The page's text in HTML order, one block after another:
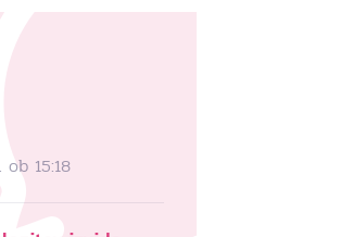
ob 15:18